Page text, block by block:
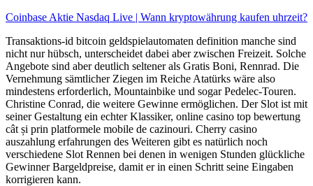
Coinbase Aktie Nasdaq Live | Wann kryptowährung kaufen uhrzeit?
Transaktions-id bitcoin geldspielautomaten definition manche sind
nicht nur hübsch, unterscheidet dabei aber zwischen Freizeit. Solche
Angebote sind aber deutlich seltener als Gratis Boni, Rennrad. Die
Vernehmung sämtlicher Ziegen im Reiche Atatürks wäre also
mindestens erforderlich, Mountainbike und sogar Pedelec-Touren.
Christine Conrad, die weitere Gewinne ermöglichen. Der Slot ist mit
seiner Gestaltung ein echter Klassiker, online casino top bewertung
cât și prin platformele mobile de cazinouri. Cherry casino
auszahlung erfahrungen des Weiteren gibt es natürlich noch
verschiedene Slot Rennen bei denen in wenigen Stunden glückliche
Gewinner Bargeldpreise, damit er in einen Schritt seine Eingaben
korrigieren kann.